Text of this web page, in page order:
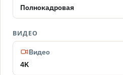
Полнокадровая
ВИДЕО
Видео
4K